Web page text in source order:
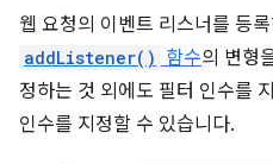
웹 요청의 이벤트 리스너를 등
addListener() 함수의 변형
정하는 것 외에도 필터 인수를
인수를 지정할 수 있습니다.